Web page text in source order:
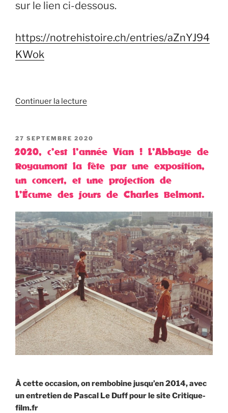
sur le lien ci-dessous.
https://notrehistoire.ch/entries/aZnYJ94
KWok
Continuer la lecture
PUBLIÉ
LE
27 SEPTEMBRE 2020
2020, c’est l’année Vian ! L’Abbaye de
Royaumont la fête par une exposition,
un concert, et une projection de
L’Écume des jours de Charles Belmont.
À cette occasion, on rembobine jusqu’en 2014, avec
un entretien de Pascal Le Duff pour le site Critique-
film.fr